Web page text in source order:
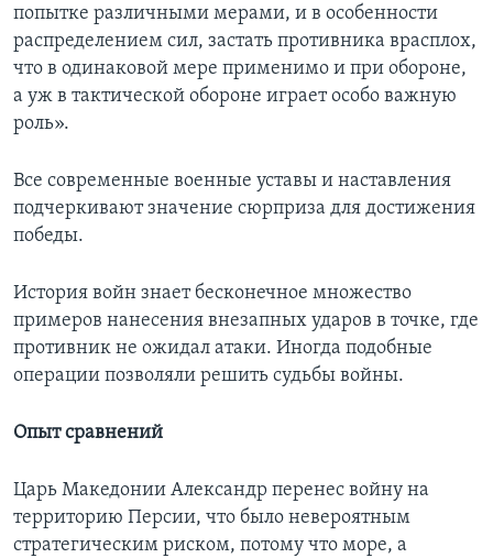
попытке различными мерами, и в особенности
распределением сил, застать противника врасплох,
что в одинаковой мере применимо и при обороне,
а уж в тактической обороне играет особо важную
роль».
Все современные военные уставы и наставления
подчеркивают значение сюрприза для достижения
победы.
История войн знает бесконечное множество
примеров нанесения внезапных ударов в точке, где
противник не ожидал атаки. Иногда подобные
операции позволяли решить судьбы войны.
Опыт сравнений
Царь Македонии Александр перенес войну на
территорию Персии, что было невероятным
стратегическим риском, потому что море, а